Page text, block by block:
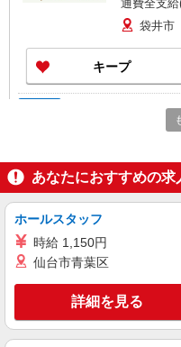
通費全支
袋井市
キープ
株式会社kotrio /●SZ-H-
いOK★履
時給
通費全支
キープ
パート 派遣社員
日研トータルソーシング株式
ス
あなたにおすすめの求
ホールスタッフ
時給 1,150円
仙台市青葉区
詳細を見る